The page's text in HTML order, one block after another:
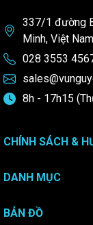
337/1 đường
Minh, Việt Nam
028 3553
8h - 17h15
CHÍNH SÁCH &
DANH MỤC
BẢN ĐỒ